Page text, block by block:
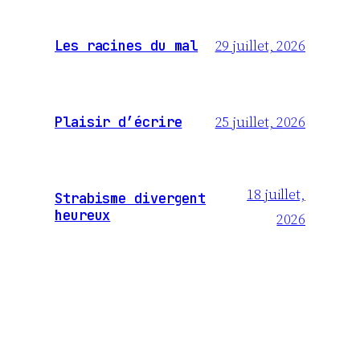
Les racines du mal 29 juillet, 2026
Plaisir d’écrire 25 juillet, 2026
Strabisme divergent
heureux
18 juillet,
2026